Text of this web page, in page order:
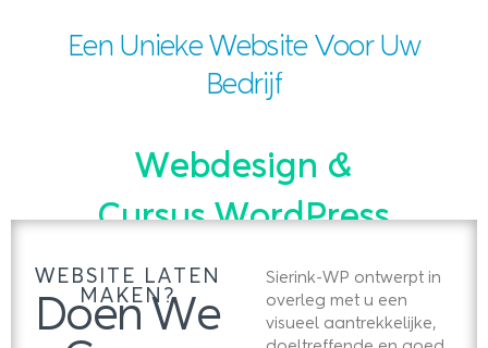
Een Unieke Website Voor Uw
Bedrijf
Webdesign &
Cursus WordPress
Google
(69)
WEBSITE LATEN
MAKEN?
Doen We
Sierink-WP ontwerpt in
overleg met u een
visueel aantrekkelijke,